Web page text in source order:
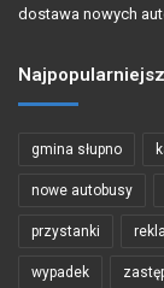
dostawa nowych
gmina słupno
nowe autobusy
przystanki
wypadek